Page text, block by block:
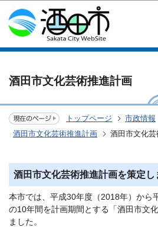
このページの本文
酒田市文化芸術推進計画
トップページ 市政情報
酒田市文化芸術推進計画
酒田市文化
酒田市文化芸術推進計画を策定し
本市では、平成30年度（2018年）から
の10年間を計画期間とする「酒田市文
ました。